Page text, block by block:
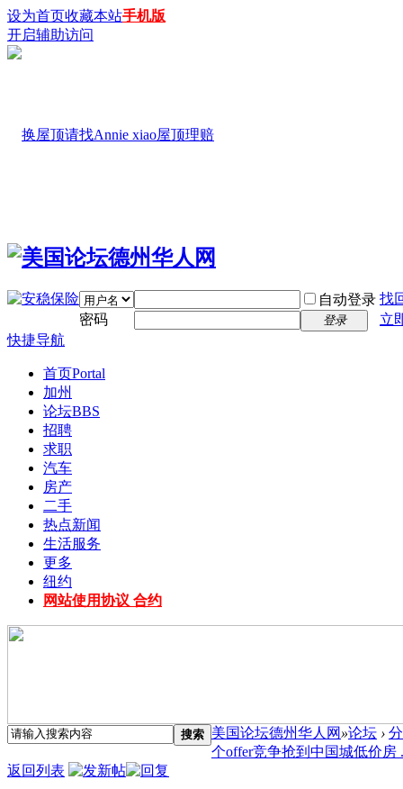
设为首页收藏本站手机版
开启辅助访问
自动登录 找
密码
登录
立
快捷导航
首页Portal
加州
论坛BBS
招聘
求职
汽车
房产
二手
热点新闻
生活服务
更多
纽约
网站使用协议 合约
搜索 美国论坛德州华人网 »论坛 ›
个offer竞争抢到中国城低价房
返回列表